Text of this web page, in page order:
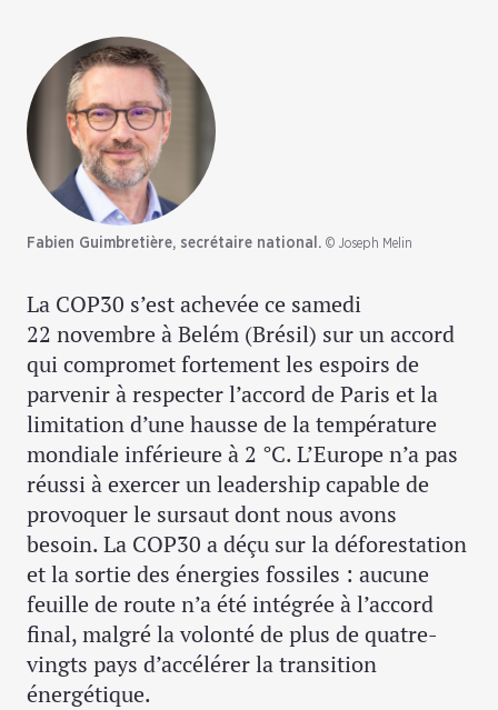
Fabien Guimbretière, secrétaire national. © Joseph Melin
La COP30 s’est achevée ce samedi
22 novembre à Belém (Brésil) sur un accord
qui compromet fortement les espoirs de
parvenir à respecter l’accord de Paris et la
limitation d’une hausse de la température
mondiale inférieure à 2 °C. L’Europe n’a pas
réussi à exercer un leadership capable de
provoquer le sursaut dont nous avons
besoin. La COP30 a déçu sur la déforestation
et la sortie des énergies fossiles : aucune
feuille de route n’a été intégrée à l’accord
final, malgré la volonté de plus de quatre-
vingts pays d’accélérer la transition
énergétique.